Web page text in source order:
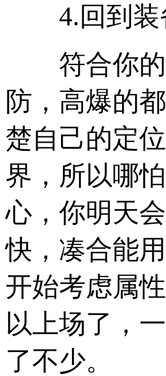
4.回到装
符合你的
防，高爆的
楚自己的定
界，所以哪
心，你明天
快，凑合能
开始考虑属
以上场了，
了不少。